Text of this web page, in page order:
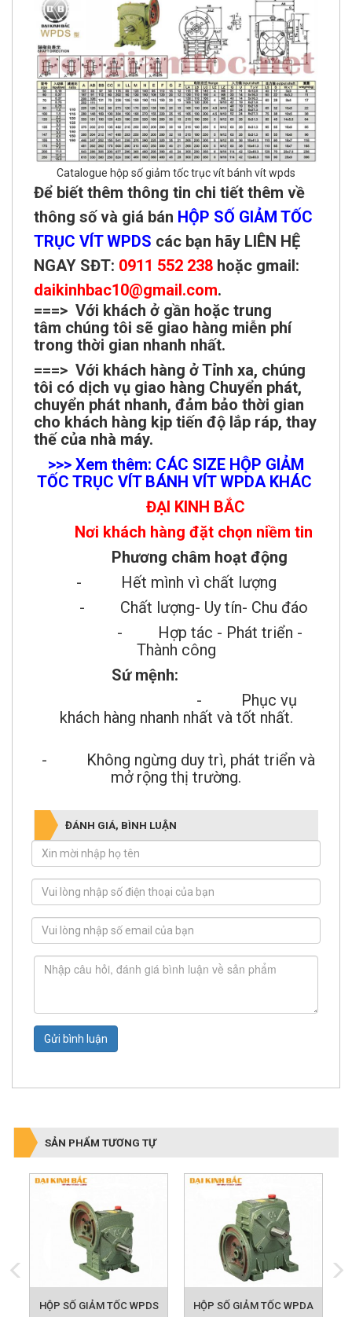
Catalogue hộp số giảm tốc trục vít bánh vít wpds
Để biết thêm thông tin chi tiết thêm về
thông số và giá bán HỘP SỐ GIẢM TỐC
TRỤC VÍT WPDS các bạn hãy LIÊN HỆ
NGAY SĐT: 0911 552 238 hoặc gmail:
daikinhbac10@gmail.com.
===> Với khách ở gần hoặc trung
tâm chúng tôi sẽ giao hàng miễn phí
trong thời gian nhanh nhất.
===> Với khách hàng ở Tỉnh xa, chúng
tôi có dịch vụ giao hàng Chuyển phát,
chuyển phát nhanh, đảm bảo thời gian
cho khách hàng kịp tiến độ lắp ráp, thay
thế của nhà máy.
>>> Xem thêm: CÁC SIZE HỘP GIẢM
TỐC TRỤC VÍT BÁNH VÍT WPDA KHÁC
ĐẠI KINH BẮC
Nơi khách hàng đặt chọn niềm tin
Phương châm hoạt động
- Hết mình vì chất lượng
- Chất lượng- Uy tín- Chu đáo
- Hợp tác - Phát triển -
Thành công
Sứ mệnh:
- Phục vụ
khách hàng nhanh nhất và tốt nhất.
- Không ngừng duy trì, phát triển và
mở rộng thị trường.
ĐÁNH GIÁ, BÌNH LUẬN
Gửi bình luận
SẢN PHẨM TƯƠNG TỰ
HỘP SỐ GIẢM TỐC WPDS HỘP SỐ GIẢM TỐC WPDA